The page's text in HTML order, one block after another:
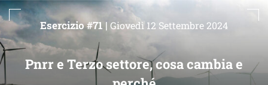
Pnrr e Terzo settore, cosa cambia e
Esercizio #71 | Giovedì 12 Settembre 2024